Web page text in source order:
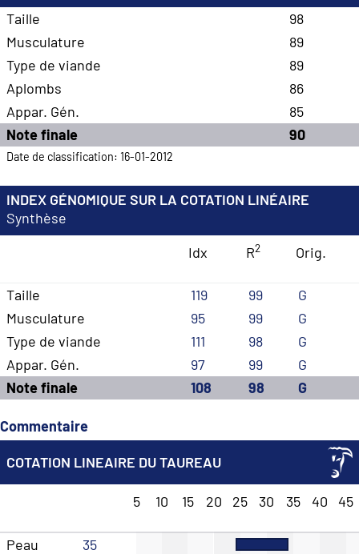
Taille
98
Musculature
89
Type de viande
89
Aplombs
86
Appar. Gén.
85
Note finale
90
Date de classification: 16-01-2012
INDEX GÉNOMIQUE SUR LA COTATION LINÉAIRE
Synthèse
Idx
R2 Orig.
Taille 119 99
G
Musculature
95 99
G
Type de viande
111 98
G
Appar. Gén.
97 99
G
Note finale
108 98 G
Commentaire
COTATION LINEAIRE DU TAUREAU
5 10 15 20 25 30 35 40 45
Peau
35